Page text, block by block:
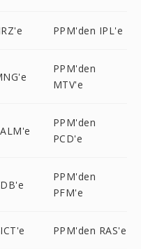
PPM'den IPL'e
PPM'den
MTV'e
PPM'den
PCD'e
PPM'den
PFM'e
PPM'den RAS'e